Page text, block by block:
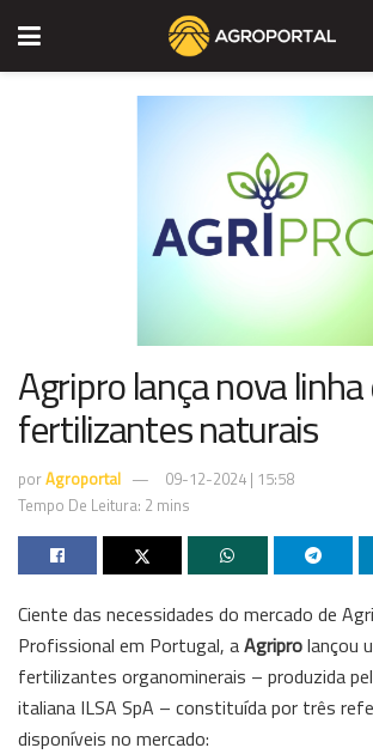
Agripro lança nova
fertilizantes naturais
porAgroportal
09-12-2024 | 15:58
Tempo De Leitura: 2 mins
Ciente das necessidades do mercado de
Profissional em Portugal, aAgriprolançou
fertilizantes organominerais – produzida
italiana ILSA SpA – constituída por três
disponíveis no mercado: